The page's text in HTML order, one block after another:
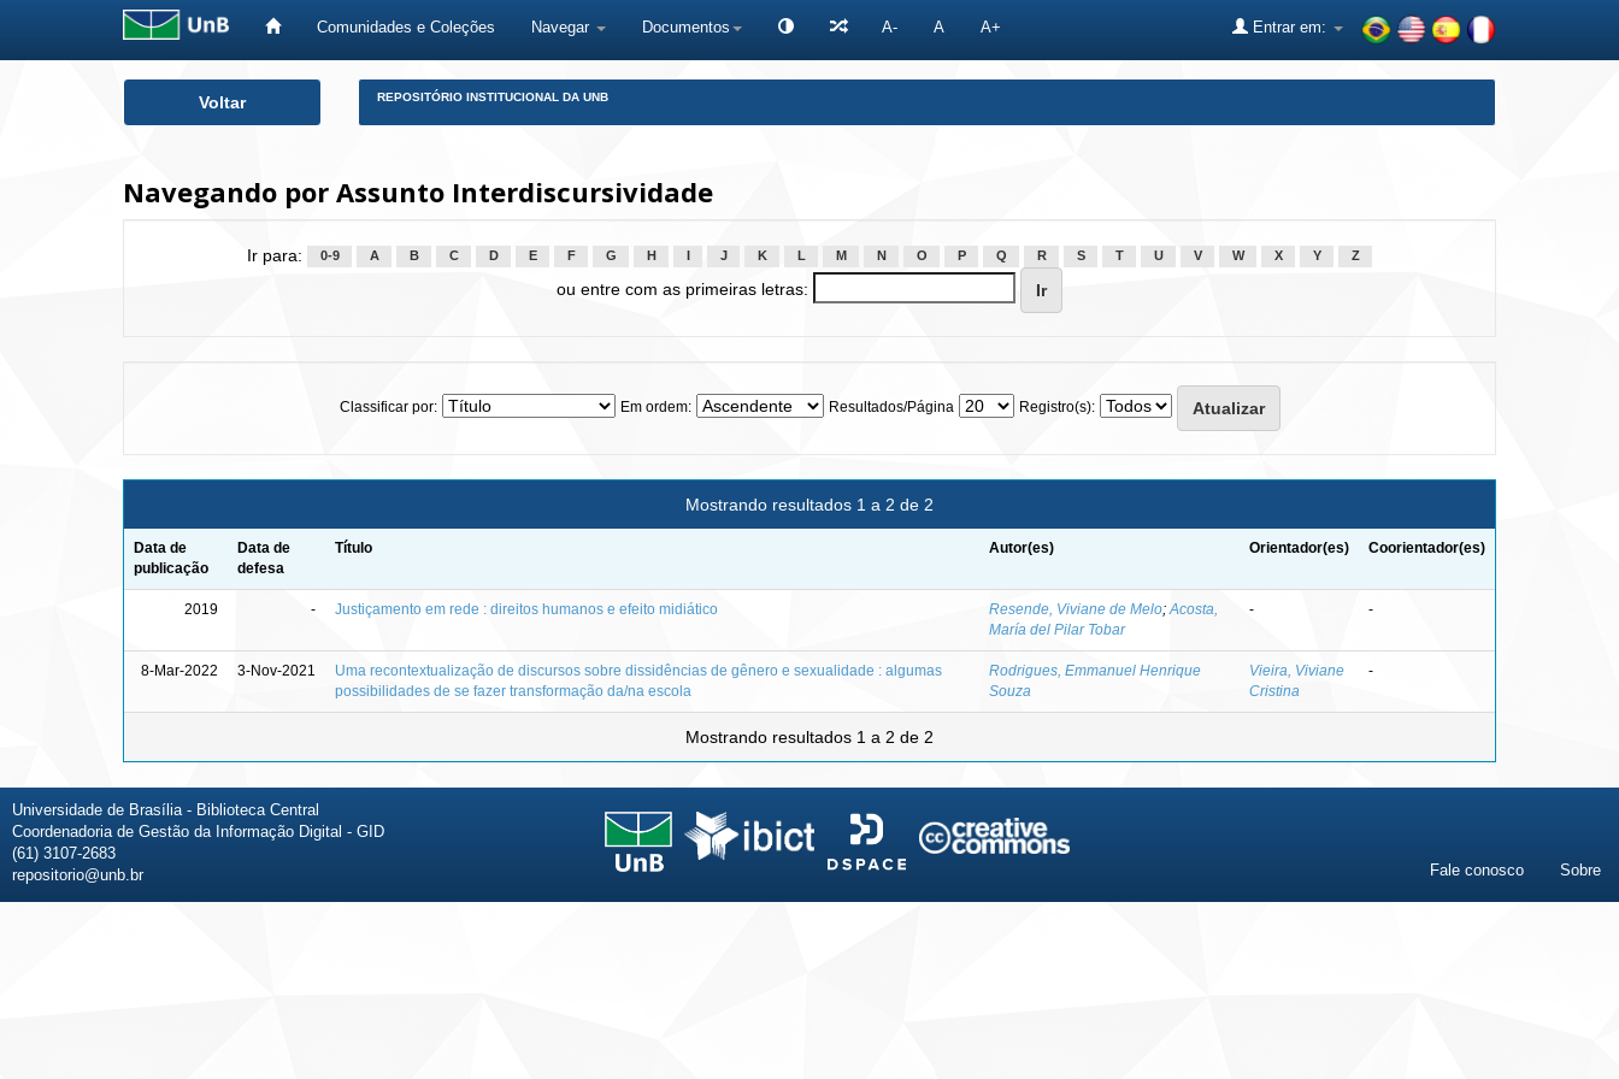
Comunidades e Coleções Navegar Documentos A- A A+ Entrar em:
Voltar REPOSITÓRIO INSTITUCIONAL DA UNB
Navegando por Assunto Interdiscursividade
Ir para: 0-9 A B C D E F G H J K L M N O P Q R S T U V W X Y Z
ou entre com as primeiras letras:
Classificar por: Em ordem: Resultados/Página Registro(s):
Mostrando resultados 1 a 2 de 2
Data de
publicação
Data de
defesa
Título Autor(es) Orientador(es) Coorientador(es)
2019 - Justiçamento em rede : direitos humanos e efeito midiático Resende, Viviane de Melo; Acosta,
María del Pilar Tobar
- -
8-Mar-2022 3-Nov-2021
Uma recontextualização de discursos sobre dissidências de gênero e sexualidade : algumas
possibilidades de se fazer transformação da/na escola
Rodrigues, Emmanuel Henrique
Souza
Vieira, Viviane
Cristina
-
Mostrando resultados 1 a 2 de 2
Universidade de Brasília - Biblioteca Central
Coordenadoria de Gestão da Informação Digital - GID
(61) 3107-2683
repositorio@unb.br
Fale conosco Sobre